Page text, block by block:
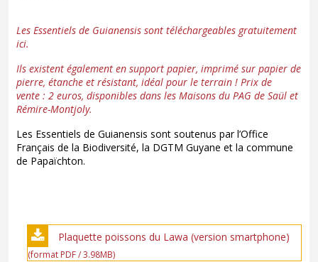
Les Essentiels de Guianensis sont téléchargeables gratuitement
ici.
Ils existent également en support papier, imprimé sur papier de
pierre, étanche et résistant, idéal pour le terrain ! Prix de
vente : 2 euros, disponibles dans les Maisons du PAG de Saül et
Rémire-Montjoly.
Les Essentiels de Guianensis sont soutenus par l’Office
Français de la Biodiversité, la DGTM Guyane et la commune
de Papaïchton.
Plaquette poissons du Lawa (version smartphone)
(format PDF / 3.98MB)